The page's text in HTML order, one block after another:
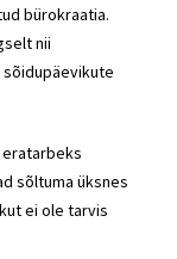
bürokraatia.
nii
eratarbeks
sõltuma üksnes
ei ole tarvis